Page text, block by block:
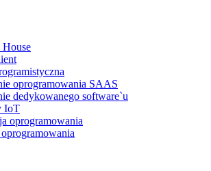
House
oprogramowania SAAS
dedykowanego software`u
IoT
oprogramowania